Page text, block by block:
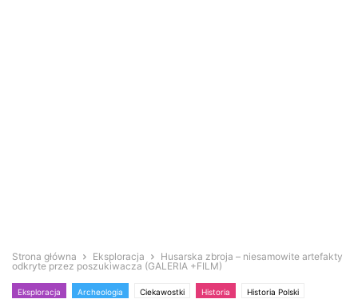
Strona główna Eksploracja
Husarska zbroja – niesamowite artefakty
odkryte przez poszukiwacza (GALERIA +FILM)
Eksploracja Archeologia Ciekawostki Historia Historia Polski